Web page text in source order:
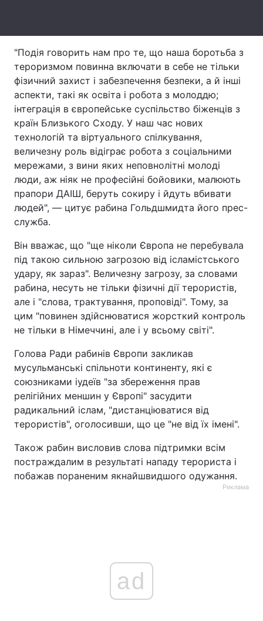
Тема оформлення
"Подія говорить нам про те, що наша боротьба з
тероризмом повинна включати в себе не тільки
фізичний захист і забезпечення безпеки, а й інші
аспекти, такі як освіта і робота з молоддю;
інтеграція в європейське суспільство біженців з
країн Близького Сходу. У наш час нових
технологій та віртуального спілкування,
величезну роль відіграє робота з соціальними
мережами, з вини яких неповнолітні молоді
люди, аж ніяк не професійні бойовики, малюють
прапори ДАІШ, беруть сокиру і йдуть вбивати
людей", — цитує рабина Гольдшмидта його прес-
служба.
Він вважає, що "ще ніколи Європа не перебувала
під такою сильною загрозою від ісламістського
удару, як зараз". Величезну загрозу, за словами
рабина, несуть не тільки фізичні дії терористів,
але і "слова, трактування, проповіді". Тому, за
цим "повинен здійснюватися жорсткий контроль
не тільки в Німеччині, але і у всьому світі".
Голова Ради рабинів Європи закликав
мусульманські спільноти континенту, які є
союзниками іудеїв "за збереження прав
релігійних меншин у Європі" засудити
радикальний іслам, "дистанціюватися від
терористів", оголосивши, що це "не від їх імені".
Також рабин висловив слова підтримки всім
постраждалим в результаті нападу терориста і
побажав пораненим якнайшвидшого одужання.
Реклама
ad